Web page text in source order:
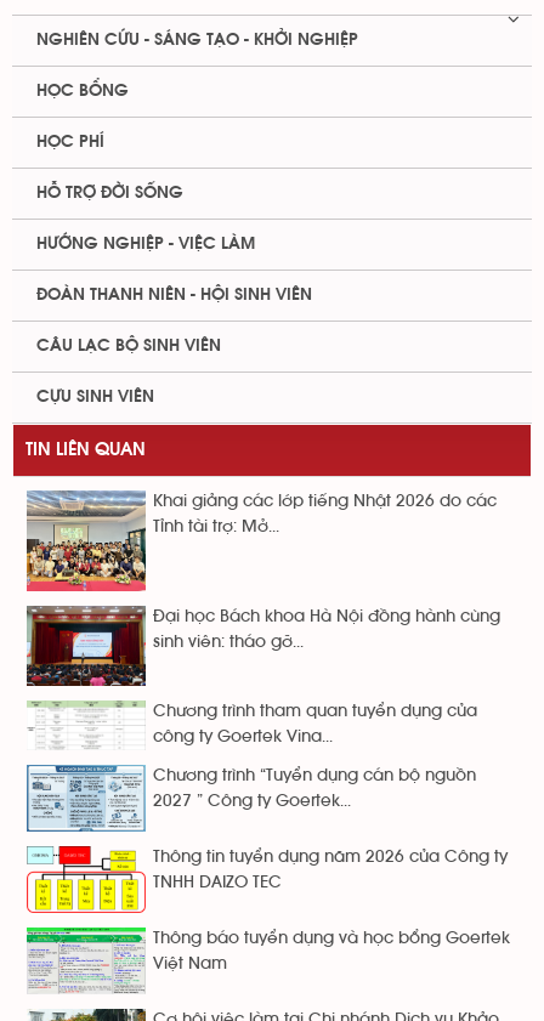
NGHIÊN CỨU - SÁNG TẠO - KHỞI NGHIỆP
HỌC BỔNG
HỌC PHÍ
HỖ TRỢ ĐỜI SỐNG
HƯỚNG NGHIỆP - VIỆC LÀM
ĐOÀN THANH NIÊN - HỘI SINH VIÊN
CÂU LẠC BỘ SINH VIÊN
CỰU SINH VIÊN
TIN LIÊN QUAN
Khai giảng các lớp tiếng Nhật 2026 do các
Tỉnh tài trợ: Mở...
Đại học Bách khoa Hà Nội đồng hành cùng
sinh viên: tháo gỡ...
Chương trình tham quan tuyển dụng của
công ty Goertek Vina...
Chương trình “Tuyển dụng cán bộ nguồn
2027 ” Công ty Goertek...
Thông tin tuyển dụng năm 2026 của Công ty
TNHH DAIZO TEC
Thông báo tuyển dụng và học bổng Goertek
Việt Nam